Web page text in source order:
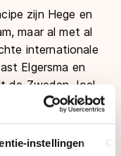
instellingen
zijn Hege en
maar al met al
internationale
Elgersma en
de Zweden Joel
Alexis Contin,
Nicole